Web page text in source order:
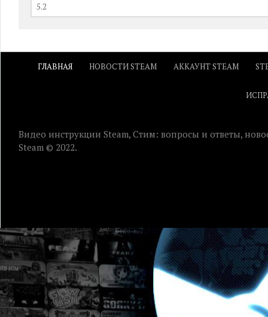
ГЛАВНАЯ НОВОСТИ STEAM АККАУНТ STEAM
Видео инструкции Steam, Стим: вопросы и ответы,
Steam © 2022.